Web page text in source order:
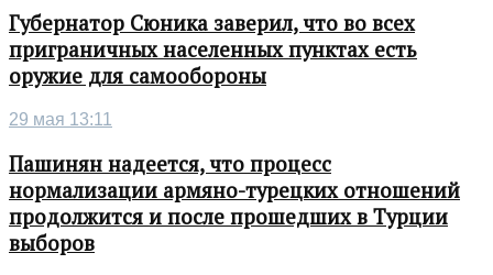
Губернатор Сюника заверил, что во всех
приграничных населенных пунктах есть
оружие для самообороны
29 мая 13:11
Пашинян надеется, что процесс
нормализации армяно-турецких отношений
продолжится и после прошедших в Турции
выборов